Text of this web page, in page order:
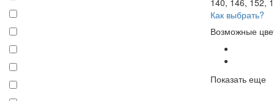
140, 146, 152,
Как выбрать?
Возможные
Показать еще